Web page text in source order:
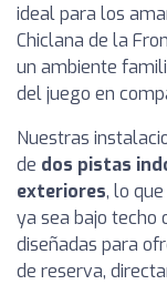
ideal para los
Chiclana de la
un ambiente
del juego en
Nuestras
de dos pistas
exteriores, lo
ya sea bajo techo
diseñadas para
de reserva,